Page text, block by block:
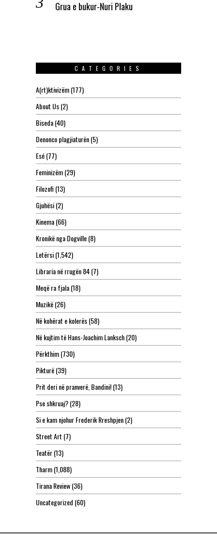
Grua e bukur-Nuri Plaku
CATEGORIES
A(rt)ktivizëm(177)
About Us(2)
Biseda(40)
Denonco plagjiaturën(5)
Esé(77)
Feminizëm(29)
Filozofi (13)
Gjuhësi(2)
Kinema(66)
Kronikë nga Dogville(8)
Letërsi(1,542)
Libraria në rrugën 84(7)
Meqë ra fjala(18)
Muzikë(26)
Në kohërat e kolerës(58)
Në kujtim të Hans-Joachim Lanksch(20)
Përkthim(730)
Pikturë(39)
Prit deri në pranverë, Bandini!(13)
Pse shkruaj?(28)
Si e kam njohur Frederik Rreshpjen(2)
Street Art (7)
Teatër(13)
Tharm(1,088)
Tirana Review(36)
Uncategorized (60)